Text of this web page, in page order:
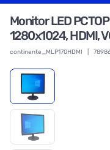
Monitor LED
1280x1024, HDMI,
continente_MLP170HDMI